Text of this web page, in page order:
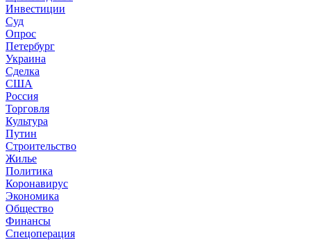
Инвестиции
Суд
Опрос
Петербург
Украина
Сделка
США
Россия
Торговля
Культура
Путин
Строительство
Жилье
Политика
Коронавирус
Экономика
Общество
Финансы
Спецоперация